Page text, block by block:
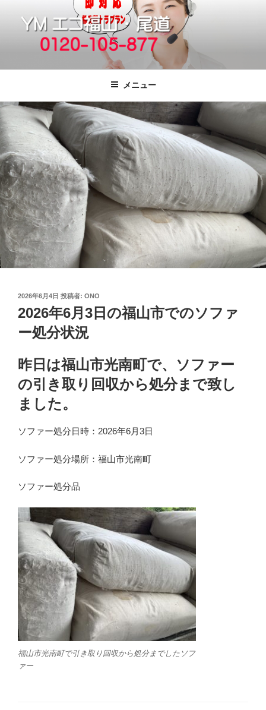
キ
ッ
プ
福山市で格安の不用品回収、買取、処
分は粗大ごみ処分、廃品回収も対応の
YMエコ福山営業所へ。
引っ越しゴミ・粗大ゴミの片付けをいたします
メニュー
投
日:
2026年6月4日 投稿者: ONO
2026年6月3日の福山市でのソファ
ー処分状況
昨日は福山市光南町で、ソファー
の引き取り回収から処分まで致し
ました。
ソファー処分日時：2026年6月3日
ソファー処分場所：福山市光南町
ソファー処分品
福山市光南町で引き取り回収から処分までしたソフ
ァー